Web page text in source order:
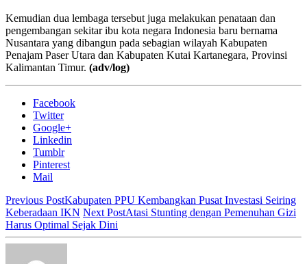
Kemudian dua lembaga tersebut juga melakukan penataan dan
pengembangan sekitar ibu kota negara Indonesia baru bernama
Nusantara yang dibangun pada sebagian wilayah Kabupaten
Penajam Paser Utara dan Kabupaten Kutai Kartanegara, Provinsi
Kalimantan Timur. (adv/log)
Facebook
Twitter
Google+
Linkedin
Tumblr
Pinterest
Mail
Previous PostKabupaten PPU Kembangkan Pusat Investasi Seiring
Keberadaan IKN Next PostAtasi Stunting dengan Pemenuhan Gizi
Harus Optimal Sejak Dini